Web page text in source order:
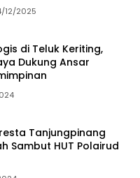
12/2025
di Teluk Keriting,
Dukung Ansar
Tanjungpinang
Sambut HUT Polairud